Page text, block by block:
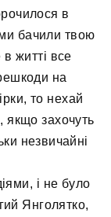
в
бачили твою
в житті все
на
то нехай
якщо захочуть
незвичайні
і не було
Янголятко,